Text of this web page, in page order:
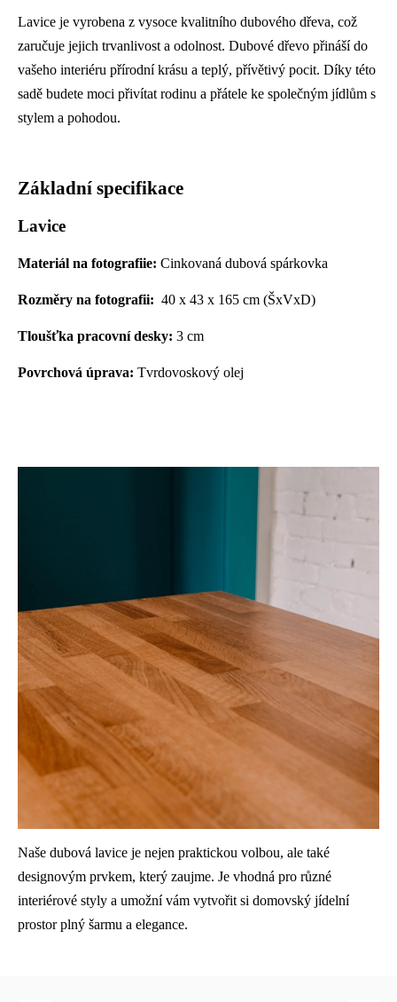
Lavice je vyrobena z vysoce kvalitního dubového dřeva, což
zaručuje jejich trvanlivost a odolnost. Dubové dřevo přináší do
vašeho interiéru přírodní krásu a teplý, přívětivý pocit. Díky této
sadě budete moci přivítat rodinu a přátele ke společným jídlům s
stylem a pohodou.
Základní specifikace
Lavice
Materiál na fotografiie: Cinkovaná dubová spárkovka
Rozměry na fotografii: 40 x 43 x 165 cm (ŠxVxD)
Tloušťka pracovní desky: 3 cm
Povrchová úprava: Tvrdovoskový olej
Naše dubová lavice je nejen praktickou volbou, ale také
designovým prvkem, který zaujme. Je vhodná pro různé
interiérové styly a umožní vám vytvořit si domovský jídelní
prostor plný šarmu a elegance.